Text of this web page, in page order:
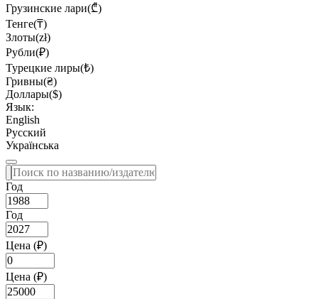
Грузинские лари(₾)
Тенге(₸)
Злоты(zł)
Рубли(₽)
Турецкие лиры(₺)
Гривны(₴)
Доллары($)
Язык:
English
Русский
Українська
Год
Год
Цена (₽)
Цена (₽)